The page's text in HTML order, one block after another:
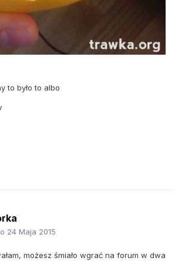
to było to albo
24 Maja 2015
możesz śmiało wgrać na forum w dwa